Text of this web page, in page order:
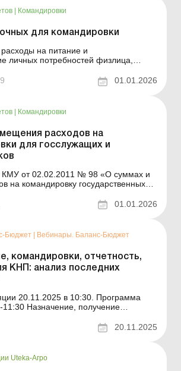
Командировки
для командировки
на питание и
личных потребностей физлица,
не надо подтверждать
Согласно ст. 121 КЗоТ работодатель
Для работников комме...
01.01.2026
| Командировки
расходов на
для госслужащих и
КМУ от 02.02.2011 № 98 «О суммах и
на командировку государственных
учреждениями и
полностью или частично
(при...
01.01.2026
Бюджет | Вебинары. Баланс-Бюджет
командировки, отчетность,
КНП: анализ последних
в 10:30. Программа
правилам Новые
медосмотров работников
и налого...
20.11.2025
Uteka-Агро